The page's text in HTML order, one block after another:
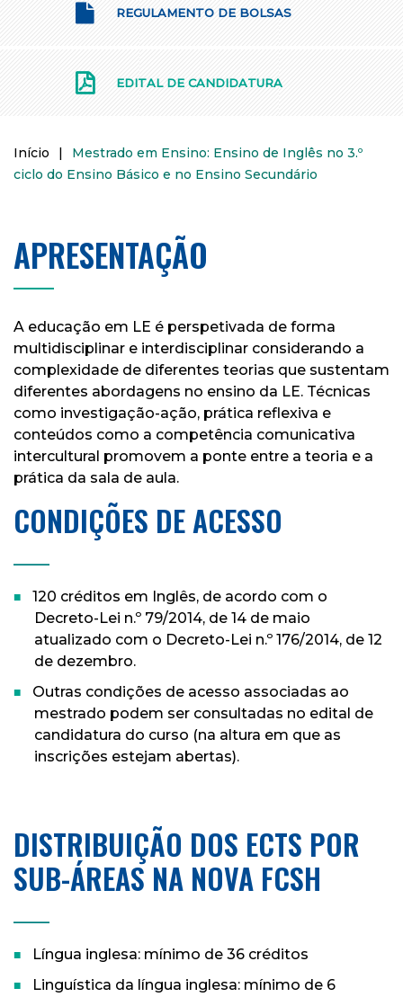
REGULAMENTO DE BOLSAS
EDITAL DE CANDIDATURA
Início |
Mestrado em Ensino: Ensino de Inglês no 3.º
ciclo do Ensino Básico e no Ensino Secundário
APRESENTAÇÃO
A educação em LE é perspetivada de forma
multidisciplinar e interdisciplinar considerando a
complexidade de diferentes teorias que sustentam
diferentes abordagens no ensino da LE. Técnicas
como investigação-ação, prática reflexiva e
conteúdos como a competência comunicativa
intercultural promovem a ponte entre a teoria e a
prática da sala de aula.
CONDIÇÕES DE ACESSO
____
120 créditos em Inglês, de acordo com o
Decreto-Lei n.º 79/2014, de 14 de maio
atualizado com o Decreto-Lei n.º 176/2014, de 12
de dezembro.
Outras condições de acesso associadas ao
mestrado podem ser consultadas no edital de
candidatura do curso (na altura em que as
inscrições estejam abertas).
DISTRIBUIÇÃO DOS ECTS POR
SUB-ÁREAS NA NOVA FCSH
____
Língua inglesa: mínimo de 36 créditos
Linguística da língua inglesa: mínimo de 6